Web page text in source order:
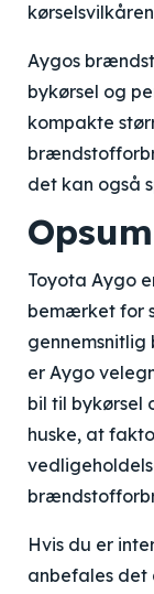
Aygos
bykørsel og
kompakte
det kan også
Toyota Aygo
bemærket for
er Aygo
bil til bykørsel
huske, at
Hvis du er
anbefales